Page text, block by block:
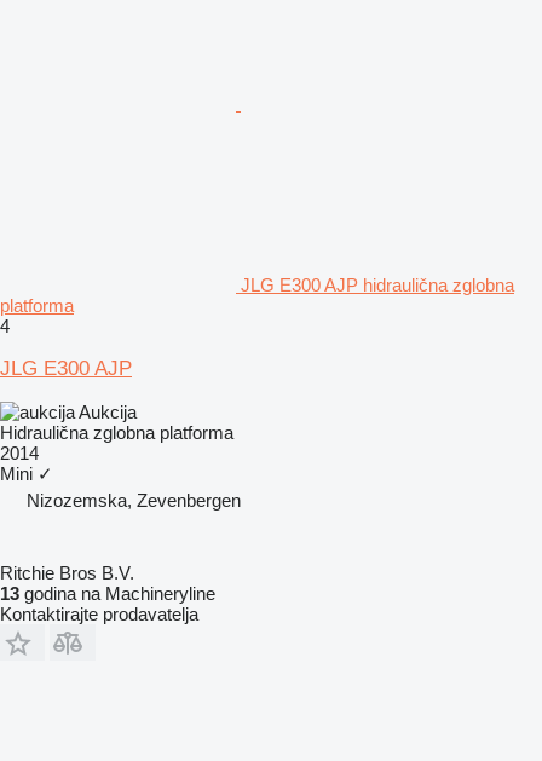
JLG E300 AJP hidraulična zglobna
platforma
4
JLG E300 AJP
Aukcija
Hidraulična zglobna platforma
2014
Mini ✓
Nizozemska, Zevenbergen
Ritchie Bros B.V.
13 godina na Machineryline
Kontaktirajte prodavatelja